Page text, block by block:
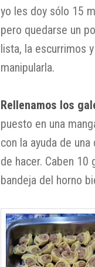
yo les doy sólo 15
pero quedarse un
lista, la escurrimos
manipularla.
Rellenamos los
puesto en una
con la ayuda de
de hacer. Caben
bandeja del horno